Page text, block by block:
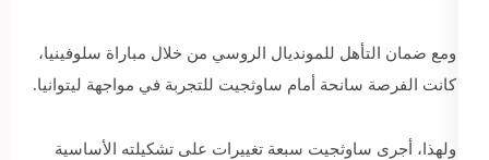
ومع ضمان التأهل للمونديال الروسي من خلال مباراة سلوفينيا،
كانت الفرصة سانحة أمام ساوثجيت للتجربة في مواجهة ليتوانيا.
ولهذا، أجرى ساوثجيت سبعة تغييرات على تشكيلته الأساسية